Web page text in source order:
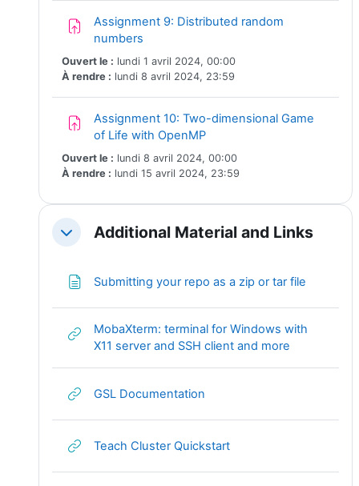
Assignment 9: Distributed random
numbers
Ouvert le : lundi 1 avril 2024, 00:00
À rendre : lundi 8 avril 2024, 23:59
Assignment 10: Two-dimensional Game
of Life with OpenMPDevoir
Ouvert le : lundi 8 avril 2024, 00:00
À rendre : lundi 15 avril 2024, 23:59
ReplierAdditional Material and Links
Submitting your repo as a zip or tar file
MobaXterm: terminal for Windows with
X11 server and SSH client and more
GSL Documentation
Teach Cluster QuickstartURL